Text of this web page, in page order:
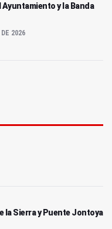
y la Banda
2026
la Sierra y Puente Jontoya